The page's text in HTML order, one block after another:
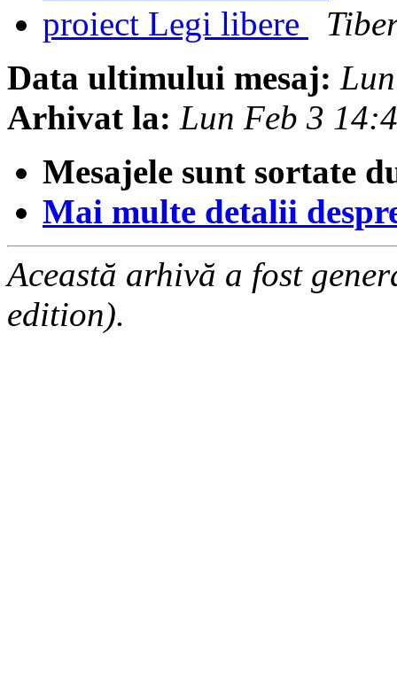
proiect Legi libere
Data ultimului mesaj:
Arhivat la: Lun Feb 3
Mesajele sunt sortate
Mai multe detalii
Această arhivă a fost
edition).